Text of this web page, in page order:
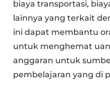
biaya transportasi,
lainnya yang terkait
ini dapat membantu
untuk menghemat
anggaran untuk
pembelajaran yang di